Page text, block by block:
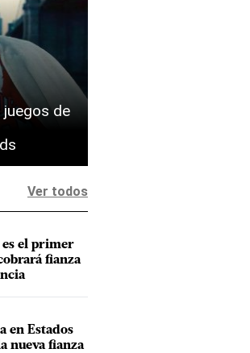
de
Ver todos
es el primer
fianza
en Estados
nueva fianza